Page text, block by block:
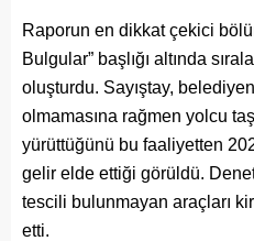
Raporun en dikkat çekici
Bulgular” başlığı altında
oluşturdu. Sayıştay,
olmamasına rağmen yolcu
yürüttüğünü bu faaliyetten
gelir elde ettiği görüldü.
tescili bulunmayan araçları
etti.